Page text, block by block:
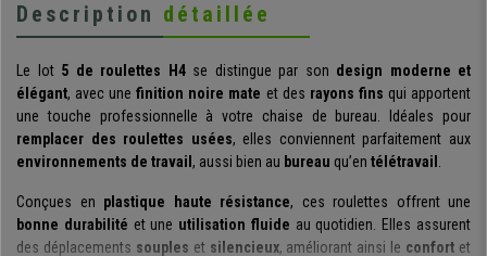
Description détaillée
Le lot 5 de roulettes H4se distingue par son design moderne et
élégant, avec unefinition noire mate et des rayons fins qui apportent
une touche professionnelle à votre chaise de bureau. Idéales pour
remplacer des roulettes usées, elles conviennent parfaitement aux
environnements de travail , aussi bien au bureau qu’en télétravail .
Conçues en plastique haute résistance, ces roulettes offrent une
bonne durabilité et une utilisation fluide au quotidien. Elles assurent
des déplacements souples et silencieux, améliorant ainsi le confort et